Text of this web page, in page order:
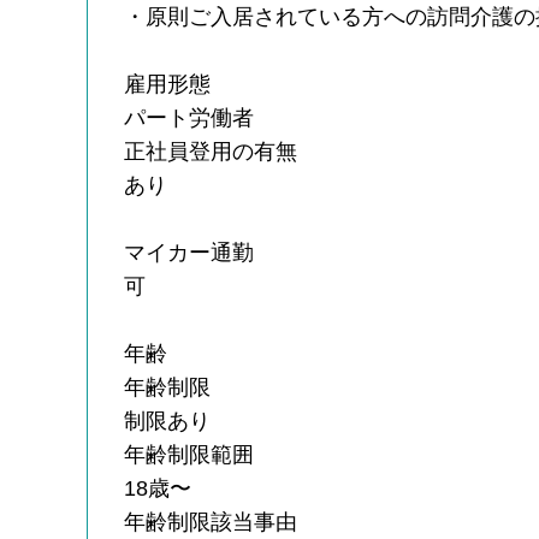
・原則ご入居されている方への訪問介護の
雇用形態
パート労働者
正社員登用の有無
あり
マイカー通勤
可
年齢
年齢制限
制限あり
年齢制限範囲
18歳〜
年齢制限該当事由